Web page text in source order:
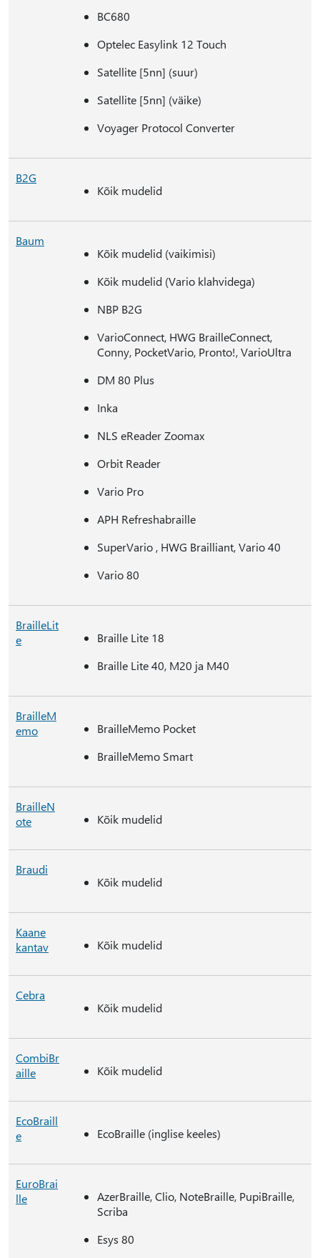
BC680
Optelec Easylink 12 Touch
Satellite [5nn] (suur)
Satellite [5nn] (väike)
Voyager Protocol Converter
B2G
Kõik mudelid
Baum
Kõik mudelid (vaikimisi)
Kõik mudelid (Vario klahvidega)
NBP B2G
VarioConnect, HWG BrailleConnect,
Conny, PocketVario, Pronto!, VarioUltra
DM 80 Plus
Inka
NLS eReader Zoomax
Orbit Reader
Vario Pro
APH Refreshabraille
SuperVario , HWG Brailliant, Vario 40
Vario 80
BrailleLit
e
Braille Lite 18
Braille Lite 40, M20 ja M40
BrailleM
emo
BrailleMemo Pocket
BrailleMemo Smart
BrailleN
ote
Kõik mudelid
Braudi
Kõik mudelid
Kaane
kantav
Kõik mudelid
Cebra
Kõik mudelid
CombiBr
aille
Kõik mudelid
EcoBraill
e
EcoBraille (inglise keeles)
EuroBrai
lle
AzerBraille, Clio, NoteBraille, PupiBraille,
Scriba
Esys 80